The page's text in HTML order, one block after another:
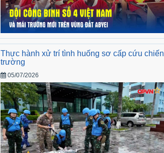
Thực hành xử trí tình huống sơ cấp cứu chiến
trường
05/07/2026